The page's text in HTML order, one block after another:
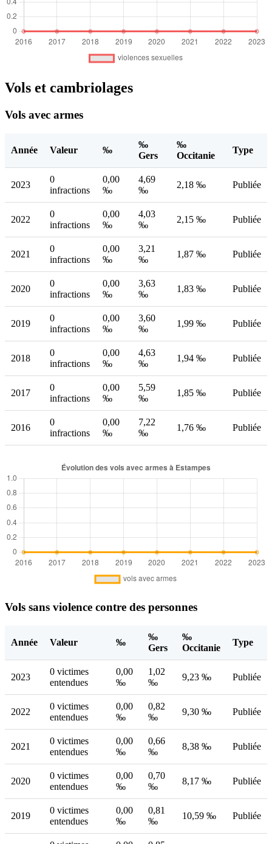
Vols et cambriolages
Vols avec armes
Année Valeur ‰
‰
Gers
‰
Occitanie
Type
2023
0
infractions
0,00
‰
4,69
‰
2,18 ‰ Publiée
2022
0
infractions
0,00
‰
4,03
‰
2,15 ‰ Publiée
2021
0
infractions
0,00
‰
3,21
‰
1,87 ‰ Publiée
2020
0
infractions
0,00
‰
3,63
‰
1,83 ‰ Publiée
2019
0
infractions
0,00
‰
3,60
‰
1,99 ‰ Publiée
2018
0
infractions
0,00
‰
4,63
‰
1,94 ‰ Publiée
2017
0
infractions
0,00
‰
5,59
‰
1,85 ‰ Publiée
2016
0
infractions
0,00
‰
7,22
‰
1,76 ‰ Publiée
Vols sans violence contre des personnes
Année Valeur ‰
‰
Gers
‰
Occitanie
Type
2023
0 victimes
entendues
0,00
‰
1,02
‰
9,23 ‰ Publiée
2022
0 victimes
entendues
0,00
‰
0,82
‰
9,30 ‰ Publiée
2021
0 victimes
entendues
0,00
‰
0,66
‰
8,38 ‰ Publiée
2020
0 victimes
entendues
0,00
‰
0,70
‰
8,17 ‰ Publiée
2019
0 victimes
entendues
0,00
‰
0,81
‰
10,59 ‰ Publiée